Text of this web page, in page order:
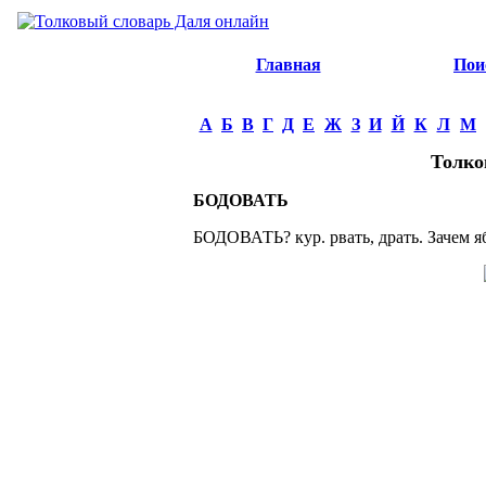
Главная
А Б В Г Д Е Ж З И Й К Л М
БОДОВАТЬ
БОДОВАТЬ? кур. рвать, драть. Зачем